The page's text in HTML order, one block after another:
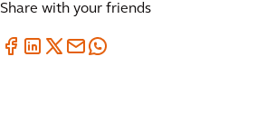
Share with your friends